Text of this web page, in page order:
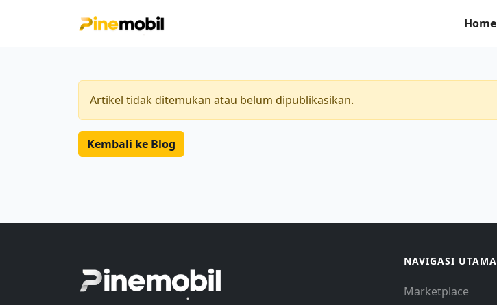
Home
Artikel tidak ditemukan atau belum dipublikasikan.
Kembali ke Blog
NAVIGASI UTAMA
Marketplace